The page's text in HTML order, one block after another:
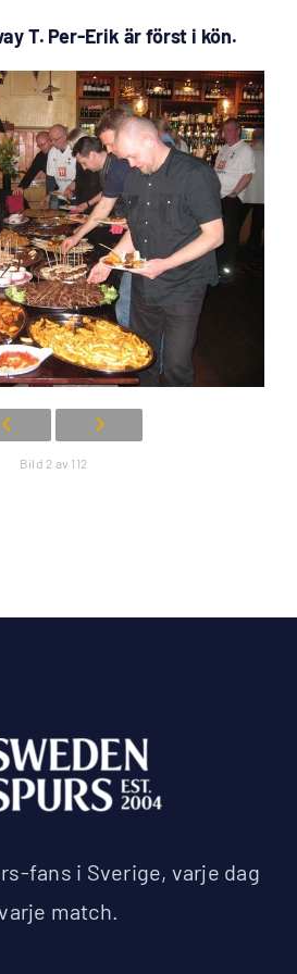
T. Per-Erik är först i kön.
Bild 2 av 112
fans i Sverige, varje dag
match.